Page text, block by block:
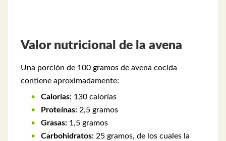
Valor nutricional de la avena
Una porción de 100 gramos de avena cocida
contiene aproximadamente:
Calorías: 130 calorías
Proteínas: 2,5 gramos
Grasas: 1,5 gramos
Carbohidratos: 25 gramos, de los cuales la